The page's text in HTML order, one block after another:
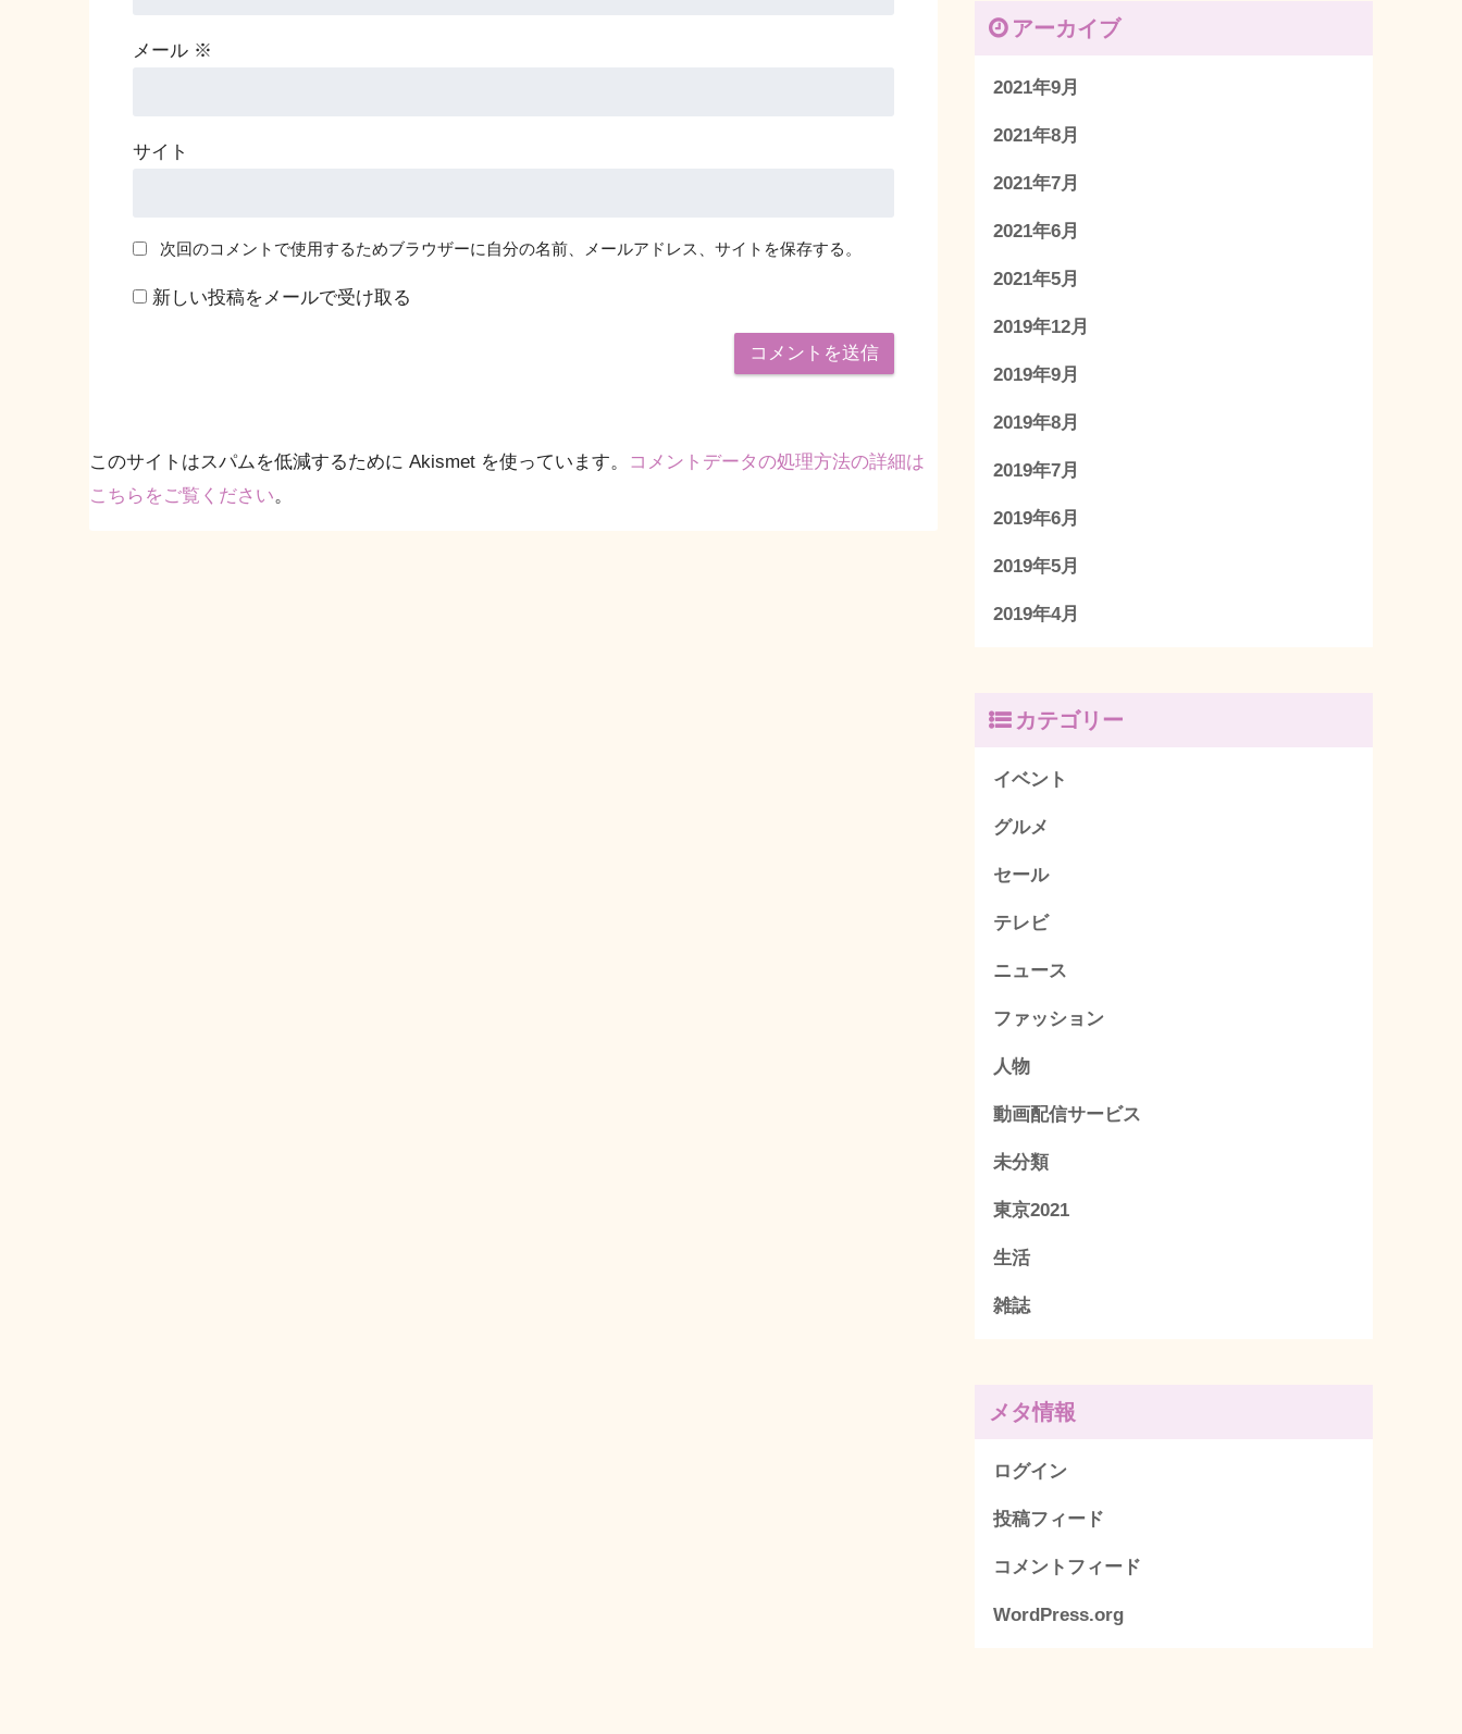
メール ※
サイト
次回のコメントで使用するためブラウザーに自分の名前、メールアドレス、サイトを保存する。
新しい投稿をメールで受け取る
このサイトはスパムを低減するために Akismet を使っています。
コメントデータの処理方法の詳細は
こちらをご覧ください。
アーカイブ
2021年9月
2021年8月
2021年7月
2021年6月
2021年5月
2019年12月
2019年9月
2019年8月
2019年7月
2019年6月
2019年5月
2019年4月
カテゴリー
イベント
グルメ
セール
テレビ
ニュース
ファッション
人物
動画配信サービス
未分類
東京2021
生活
雑誌
メタ情報
ログイン
投稿フィード
コメントフィード
WordPress.org